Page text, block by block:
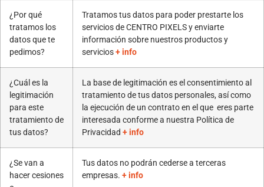
¿Por qué
tratamos los
datos que te
pedimos?
Tratamos tus datos para poder prestarte los
servicios de CENTRO PIXELS y enviarte
información sobre nuestros productos y
servicios+ info
¿Cuál es la
legitimación
para este
tratamiento de
tus datos?
La base de legitimación es el consentimiento al
tratamiento de tus datos personales, así como
la ejecución de un contrato en el que eres parte
interesada conforme a nuestra Política de
Privacidad + info
¿Se van a
hacer cesiones
Tus datos no podrán cederse a terceras
empresas. + info